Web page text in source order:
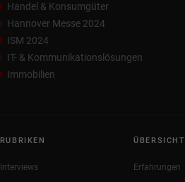
Handel & Konsumgüter
Hannover Messe 2024
ISM 2024
IT- & Kommunikationslösungen
Immobilien
RUBRIKEN
Interviews
ÜBERSICHT
Erfahrungen